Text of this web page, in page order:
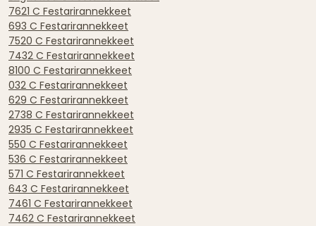
7621 C Festarirannekkeet
693 C Festarirannekkeet
7520 C Festarirannekkeet
7432 C Festarirannekkeet
8100 C Festarirannekkeet
032 C Festarirannekkeet
629 C Festarirannekkeet
2738 C Festarirannekkeet
2935 C Festarirannekkeet
550 C Festarirannekkeet
536 C Festarirannekkeet
571 C Festarirannekkeet
643 C Festarirannekkeet
7461 C Festarirannekkeet
7462 C Festarirannekkeet